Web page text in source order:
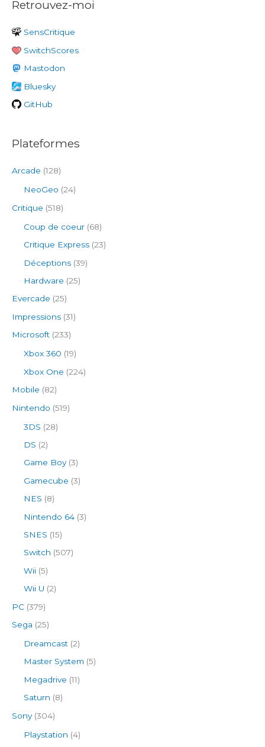
h
r
c
h
e
r
Retrouvez-moi
SensCritique
SwitchScores
Mastodon
Bluesky
GitHub
Plateformes
Arcade (128)
NeoGeo (24)
Critique (518)
Coup de coeur (68)
Critique Express (23)
Déceptions (39)
Hardware (25)
Evercade (25)
Impressions (31)
Microsoft (233)
Xbox 360 (19)
Xbox One (224)
Mobile (82)
Nintendo (519)
3DS (28)
DS (2)
Game Boy(3)
Gamecube (3)
NES (8)
Nintendo 64 (3)
SNES (15)
Switch (507)
Wii (5)
Wii U (2)
PC (379)
Sega (25)
Dreamcast (2)
Master System (5)
Megadrive (11)
Saturn (8)
Sony(304)
Playstation (4)